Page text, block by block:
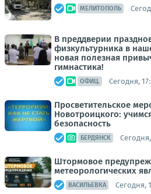
МЕЛИТОПОЛЬ
В преддверии
физкультурника в
новая полезная
гимнастика!
ОФИЦ. Сегодня,
Просветительское
Новотроицкого:
безопасность
БЕРДЯНСК
Штормовое
метеорологических
ВАСИЛЬЕВКА Сегодня,